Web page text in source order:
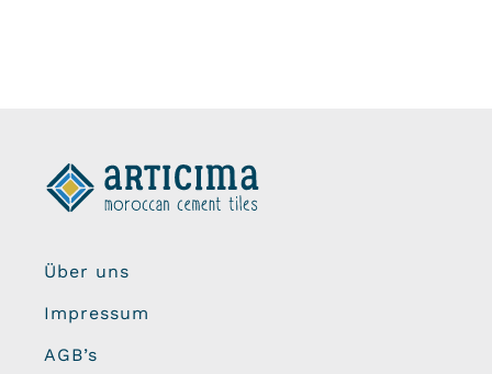
Über uns
Impressum
AGB’s